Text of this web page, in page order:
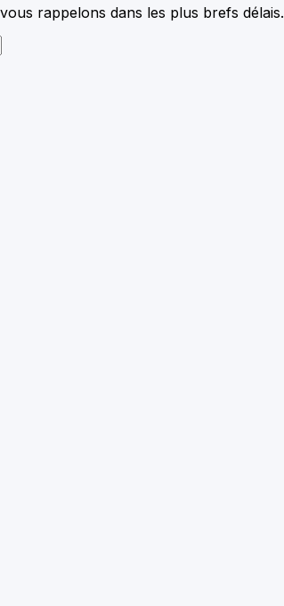
rappelons dans les plus brefs délais.